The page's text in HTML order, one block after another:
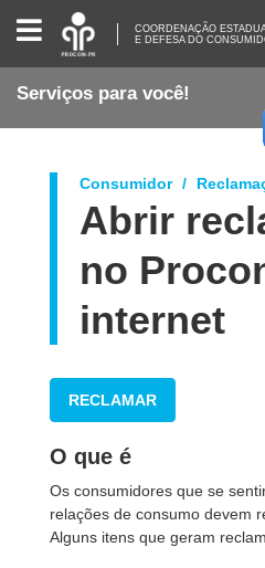
COORDENAÇÃO
ESTADUAL
DE
PROTEÇÃO
DEFESA
CONSUMIDOR
COORDENAÇÃO
E DEFESA DO
Serviços para você!
Consumidor
Abrir
no
internet
RECLAMAR
O que é
Os consumidores que se
relações de consumo devem
Alguns itens que geram